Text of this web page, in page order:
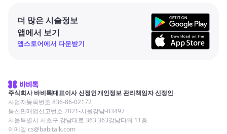
더 많은 시술정보
앱에서 보기
앱스토어에서 다운받기
주식회사 바비톡대표이사 신정인개인정보 관리책임자 신정인
사업자등록번호 836-86-02172
통신판매업신고번호 2021-서울강남-03497
서울특별시 서초구 강남대로 363 363강남타워 11층
이메일 cs@babitalk.com